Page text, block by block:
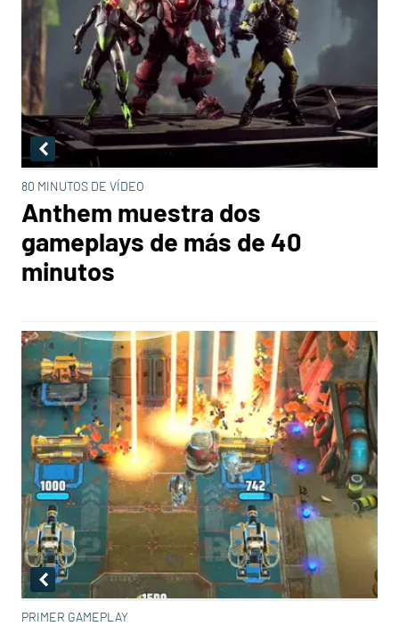
80 MINUTOS DE VÍDEO
Anthem muestra dos
gameplays de más de 40
minutos
PRIMER GAMEPLAY